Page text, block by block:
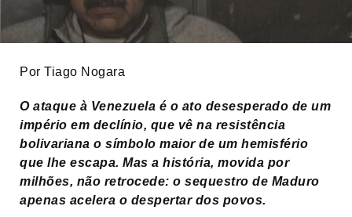
Por Tiago Nogara
O ataque à Venezuela é o ato desesperado de um
império em declínio, que vê na resistência
bolivariana o símbolo maior de um hemisfério
que lhe escapa. Mas a história, movida por
milhões, não retrocede: o sequestro de Maduro
apenas acelera o despertar dos povos.